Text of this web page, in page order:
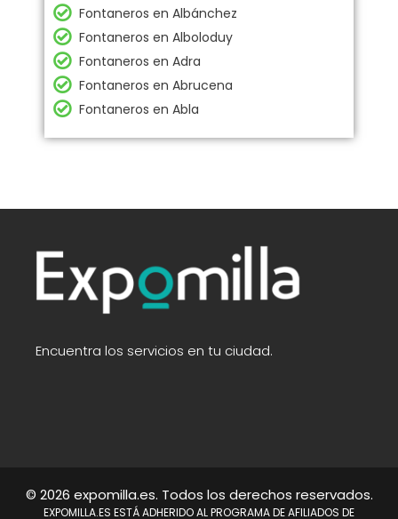
Fontaneros en Albánchez
Fontaneros en Alboloduy
Fontaneros en Adra
Fontaneros en Abrucena
Fontaneros en Abla
Encuentra los servicios en tu ciudad.
© 2026 expomilla.es. Todos los derechos reservados.
EXPOMILLA.ES ESTÁ ADHERIDO AL PROGRAMA DE AFILIADOS DE